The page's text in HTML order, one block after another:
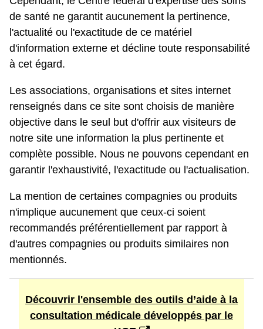
de santé ne garantit aucunement la pertinence,
l'actualité ou l'exactitude de ce matériel
d'information externe et décline toute responsabilité
à cet égard.
Les associations, organisations et sites internet
renseignés dans ce site sont choisis de manière
objective dans le seul but d'offrir aux visiteurs de
notre site une information la plus pertinente et
complète possible. Nous ne pouvons cependant en
garantir l'exhaustivité, l'exactitude ou l'actualisation.
La mention de certaines compagnies ou produits
n'implique aucunement que ceux-ci soient
recommandés préférentiellement par rapport à
d'autres compagnies ou produits similaires non
mentionnés.
Découvrir l'ensemble des outils d’aide à la
consultation médicale développés par le